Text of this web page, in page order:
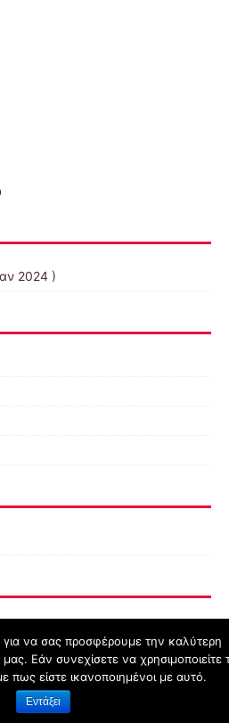
2024 )
|Δήλωση προσβασιμότητας
να σας προσφέρουμε την καλύτερη
Εάν συνεχίσετε να χρησιμοποιείτε
πως είστε ικανοποιημένοι με αυτό.
Εντάξει